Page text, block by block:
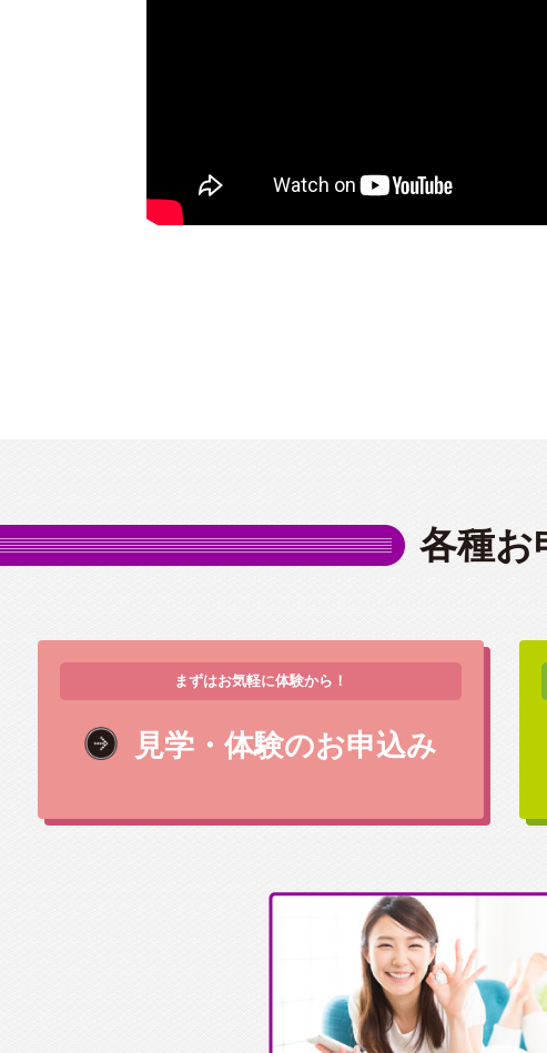
各種お
まずはお気軽に体験から！
見学・体験のお申込み